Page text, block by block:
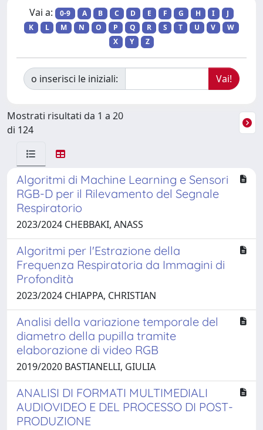
Vai a: 0-9 A B C D E F G H I
J
K
L M N O P Q R S T U V
W
X
Y Z
o inserisci le iniziali:
Mostrati risultati da 1 a 20
di 124
Algoritmi di Machine Learning e Sensori
RGB-D per il Rilevamento del Segnale
Respiratorio
2023/2024 CHEBBAKI, ANASS
Algoritmi per l'Estrazione della
Frequenza Respiratoria da Immagini di
Profondità
2023/2024 CHIAPPA, CHRISTIAN
Analisi della variazione temporale del
diametro della pupilla tramite
elaborazione di video RGB
2019/2020 BASTIANELLI, GIULIA
ANALISI DI FORMATI MULTIMEDIALI
AUDIOVIDEO E DEL PROCESSO DI POST-
PRODUZIONE